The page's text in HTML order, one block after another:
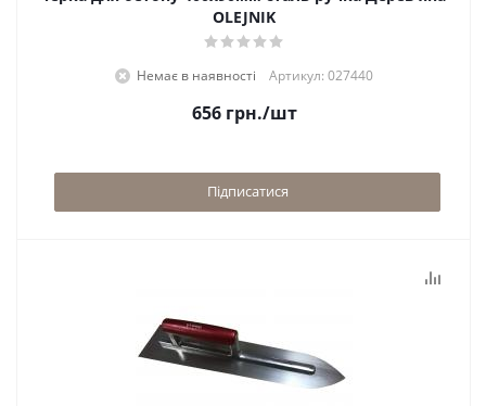
OLEJNIK
Немає в наявності Артикул: 027440
656грн./шт
Підписатися